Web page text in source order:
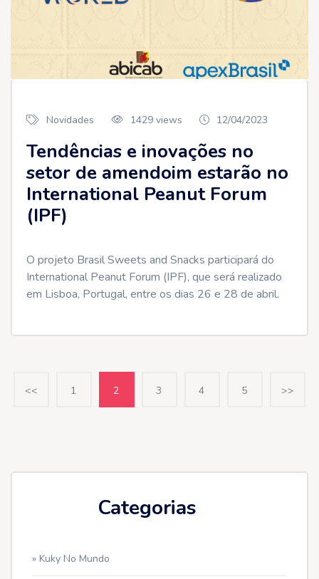
Novidades 1429 views 12/04/2023
Tendências e inovações no
setor de amendoim estarão no
International Peanut Forum
(IPF)
O projeto Brasil Sweets and Snacks participará do
International Peanut Forum (IPF), que será realizado
em Lisboa, Portugal, entre os dias 26 e 28 de abril.
<< 1 2 3 4 5 >>
Categorias
» Kuky No Mundo